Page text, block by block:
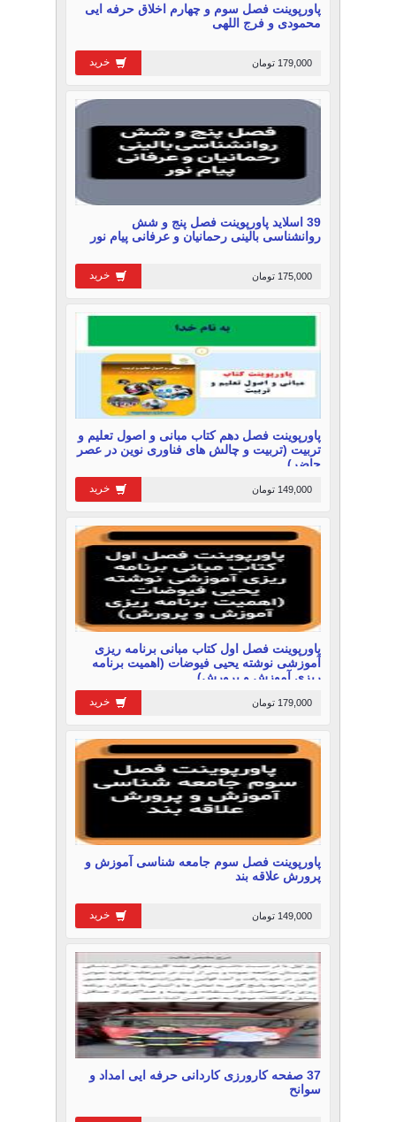
پاورپوینت فصل سوم و چهارم اخلاق حرفه ایی
محمودی و فرج اللهی
خرید 179,000 تومان
39 اسلاید پاورپوینت فصل پنج و شش
روانشناسی بالینی رحمانیان و عرفانی پیام نور
خرید 175,000 تومان
پاورپوینت فصل دهم کتاب مبانی و اصول تعلیم و
تربیت (تربیت و چالش های فناوری نوین در عصر
حاضر)
خرید 149,000 تومان
پاورپوینت فصل اول کتاب مبانی برنامه ریزی
آموزشی نوشته یحیی فیوضات (اهمیت برنامه
ریزی آموزش و پرورش)
خرید 179,000 تومان
پاورپوینت فصل سوم جامعه شناسی آموزش و
پرورش علاقه بند
خرید 149,000 تومان
37 صفحه کارورزی کاردانی حرفه ایی امداد و
سوانح